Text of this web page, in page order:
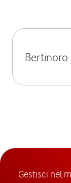
Bertinoro
Gestisci nel